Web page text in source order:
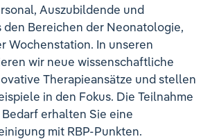
Aktuelles
Veranstaltungen
wichtig!
Auszubildende und
den Bereichen der Neonatologie,
Wochenstation. In unseren
wir neue wissenschaftliche
Therapieansätze und stellen
in den Fokus. Die Teilnahme
erhalten Sie eine
mit RBP-Punkten.